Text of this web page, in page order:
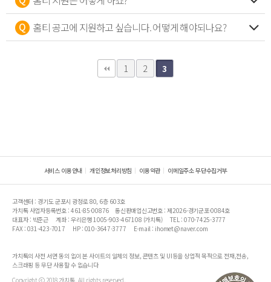
홈티 공고에 지원하고 싶습니다. 어떻게 해야되나요?
1 2 3
서비스 이용안내 개인정보처리방침 이용약관 이메일주소 무단수집거부
고객센터 : 경기도 군포시 광정로 80, 6층 603호
가치톡 사업자등록번호 : 461-85-00876
통신판매업신고번호 : 제2026-경기군포-0084호
대표자 : 박준근
계좌 : 우리은행 1005-903-467108 (가치톡)
TEL : 070-7425-3777
FAX : 031-423-7017
HP : 010-3647-3777 E-mail : ihomet@naver.com
가치톡의 사전 서면 동의 없이 본 사이트의 일체의 정보, 콘텐츠 및 UI등을 상업적 목적으로 전재,전송,
스크래핑 등 무단 사용할 수 없습니다
Copyright ⓒ 2018 가치톡. All rights reserved.